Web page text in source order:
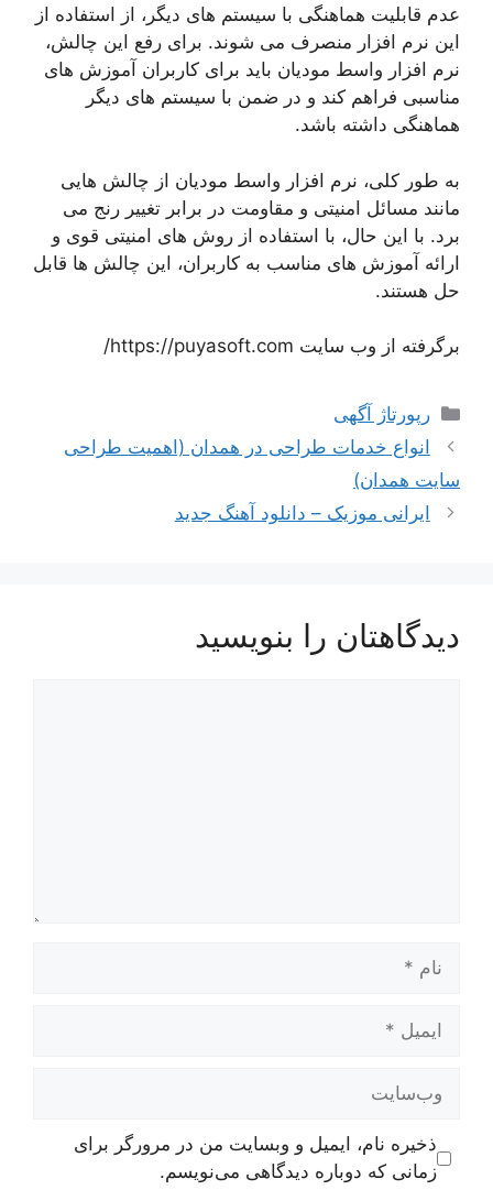
عدم قابلیت هماهنگی با سیستم های دیگر، از استفاده از
این نرم افزار منصرف می شوند. برای رفع این چالش،
نرم افزار واسط مودیان باید برای کاربران آموزش های
مناسبی فراهم کند و در ضمن با سیستم های دیگر
هماهنگی داشته باشد.
به طور کلی، نرم افزار واسط مودیان از چالش هایی
مانند مسائل امنیتی و مقاومت در برابر تغییر رنج می
برد. با این حال، با استفاده از روش های امنیتی قوی و
ارائه آموزش های مناسب به کاربران، این چالش ها قابل
حل هستند.
برگرفته از وب سایت https://puyasoft.com/
دسته‌ها
رپورتاژ آگهی
انواع خدمات طراحی در همدان (اهمیت طراحی
سایت همدان)
ایرانی موزیک – دانلود آهنگ جدید
دیدگاهتان را بنویسید
ایمیل
وب‌سایت
ذخیره نام، ایمیل و وبسایت من در مرورگر برای
زمانی که دوباره دیدگاهی می‌نویسم.